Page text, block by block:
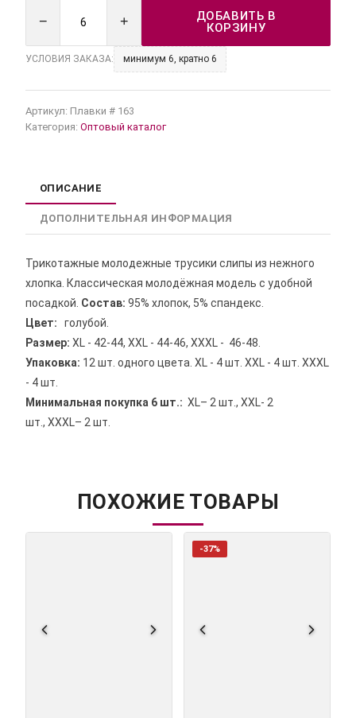
− +
ДОБАВИТЬ В
КОРЗИНУ
УСЛОВИЯ ЗАКАЗА: минимум 6, кратно 6
Артикул: Плавки # 163
Категория: Оптовый каталог
ОПИСАНИЕ
ДОПОЛНИТЕЛЬНАЯ ИНФОРМАЦИЯ
Трикотажные молодежные трусики слипы из нежного
хлопка. Классическая молодёжная модель с удобной
посадкой. Состав: 95% хлопок, 5% спандекс.
Цвет: голубой.
Размер: XL - 42-44, XXL - 44-46, XXXL - 46-48.
Упаковка: 12 шт. одного цвета. XL - 4 шт. XXL - 4 шт. XXXL
- 4 шт.
Минимальная покупка 6 шт.: XL– 2 шт., XXL- 2
шт., XXXL– 2 шт.
ПОХОЖИЕ ТОВАРЫ
-37%